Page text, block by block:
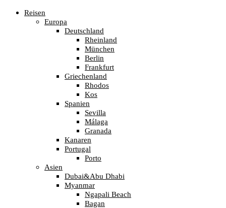
Reisen
Europa
Deutschland
Rheinland
München
Berlin
Frankfurt
Griechenland
Rhodos
Kos
Spanien
Sevilla
Málaga
Granada
Kanaren
Portugal
Porto
Asien
Dubai&Abu Dhabi
Myanmar
Ngapali Beach
Bagan